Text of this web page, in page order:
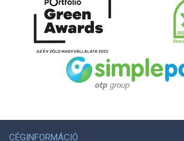
CÉGINFORMÁCIÓ